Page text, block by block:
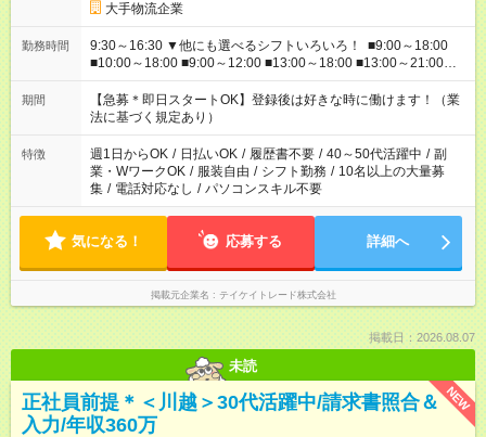
大手物流企業
勤務時間
9:30～16:30 ▼他にも選べるシフトいろいろ！ ■9:00～18:00
■10:00～18:00 ■9:00～12:00 ■13:00～18:00 ■13:00～21:00
■22:00～翌6:00 など あなたの希望を教えてください！
期間
【急募＊即日スタートOK】登録後は好きな時に働けます！（業
法に基づく規定あり）
特徴 週1日からOK / 日払いOK / 履歴書不要 / 40～50代活躍中 / 副
業・WワークOK / 服装自由 / シフト勤務 / 10名以上の大量募
集 / 電話対応なし / パソコンスキル不要
気になる！ 応募する 詳細へ
掲載元企業名 テイケイトレード株式会社
掲載日：2026.08.07
未読
NEW
正社員前提＊＜川越＞30代活躍中/請求書照合＆
入力/年収360万